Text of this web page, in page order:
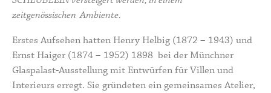
zeitgenössischen Ambiente.
Erstes Aufsehen hatten Henry Helbig (1872 – 1943) und
Ernst Haiger(1874 – 1952) 1898 bei der Münchner
Glaspalast-Ausstellung mit Entwürfen für Villen und
Interieurs erregt. Sie gründeten ein gemeinsames Atelier,